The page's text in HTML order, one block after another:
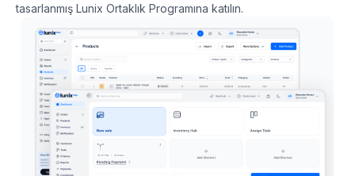
tasarlanmış Lunix Ortaklık Programına katılın.